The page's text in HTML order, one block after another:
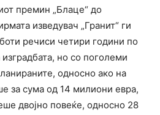
премин „Блаце“ до
изведувач „Гранит“ ги
речиси четири години по
но со поголеми
односно ако на
за сума од 14 милиони евра,
двојно повеќе, односно 28